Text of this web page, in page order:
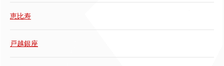
恵比寿
戸越銀座